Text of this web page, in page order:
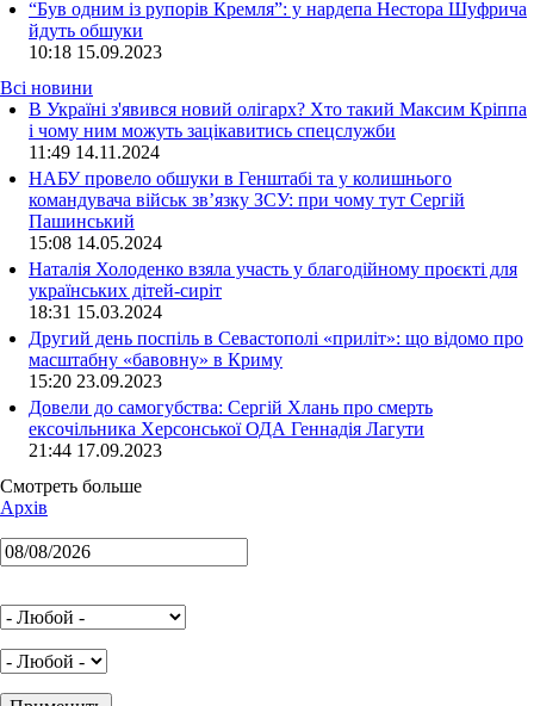
“Був одним із рупорів Кремля”: у нардепа Нестора Шуфрича
йдуть обшуки
10:18 15.09.2023
Всі новини
В Україні з'явився новий олігарх? Хто такий Максим Кріппа
і чому ним можуть зацікавитись спецслужби
11:49 14.11.2024
НАБУ провело обшуки в Генштабі та у колишнього
командувача військ зв’язку ЗСУ: при чому тут Сергій
Пашинський
15:08 14.05.2024
Наталія Холоденко взяла участь у благодійному проєкті для
українських дітей-сиріт
18:31 15.03.2024
Другий день поспіль в Севастополі «приліт»: що відомо про
масштабну «бавовну» в Криму
15:20 23.09.2023
Довели до самогубства: Сергій Хлань про смерть
ексочільника Херсонської ОДА Геннадія Лагути
21:44 17.09.2023
Смотреть больше
Архів